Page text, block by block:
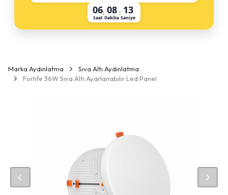
06
Saat
: 08
Dakika
: 13
Saniye
Marka Aydınlatma
Sıva Altı Aydınlatma
Forlife 36W Sıva Altı Ayarlanabilir Led Panel